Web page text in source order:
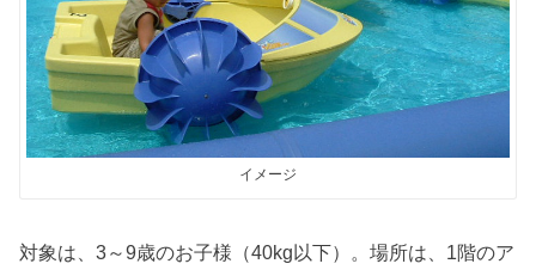
イメージ
対象は、3～9歳のお子様（40kg以下）。場所は、1階のア